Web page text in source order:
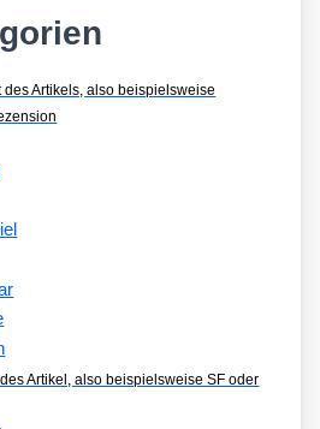
des Artikels, also beispielsweise
Artikel, also beispielsweise SF oder